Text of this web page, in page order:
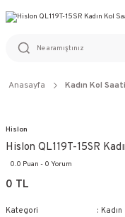
%100
Anasayfa Kadın Kol Saati
Hislon
Hislon QL119T-15SR
0.0 Puan - 0 Yorum
0 TL
Kategori